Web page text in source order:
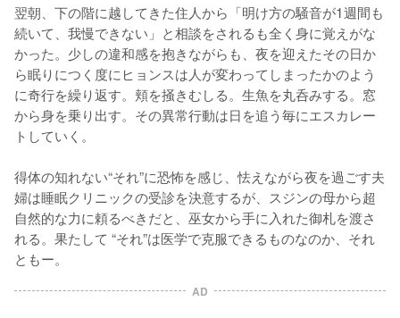
翌朝、下の階に越してきた住⼈から「明け⽅の騒⾳が1週間も
続いて、我慢できない」と相談をされるも全く⾝に覚えがな
かった。少しの違和感を抱きながらも、夜を迎えたその⽇か
ら眠りにつく度にヒョンスは⼈が変わってしまったかのよう
に奇⾏を繰り返す。頬を掻きむしる。⽣⿂を丸呑みする。窓
から⾝を乗り出す。その異常⾏動は⽇を追う毎にエスカレー
トしていく。
得体の知れない“それ”に恐怖を感じ、怯えながら夜を過ごす夫
婦は睡眠クリニックの受診を決意するが、スジンの⺟から超
⾃然的な⼒に頼るべきだと、巫⼥から⼿に⼊れた御札を渡さ
れる。果たして “それ”は医学で克服できるものなのか、それ
ともー。
AD